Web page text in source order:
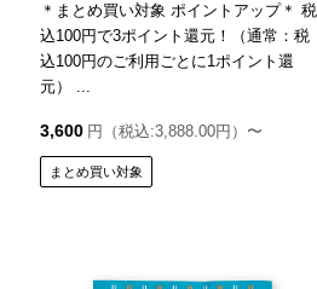
＊まとめ買い対象 ポイントアップ＊ 税
込100円で3ポイント還元！（通常：税
込100円のご利用ごとに1ポイント還
元） ...
3,600 円（税込:3,888.00円）〜
まとめ買い対象